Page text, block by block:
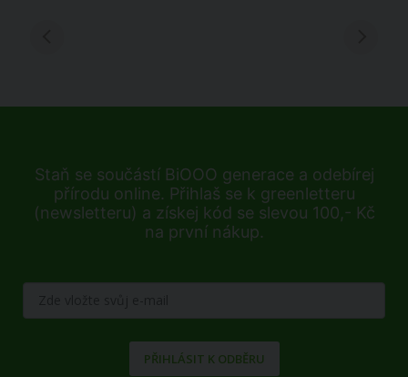
Staň se součástí BiOOO generace a odebírej
přírodu online. Přihlaš se k greenletteru
(newsletteru) a získej kód se slevou 100,- Kč
na první nákup.
PŘIHLÁSIT K ODBĚRU